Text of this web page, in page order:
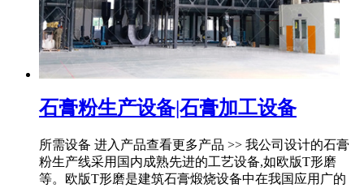
石膏粉生产设备|石膏加工设备
所需设备 进入产品查看更多产品 >> 我公司设计的石膏
粉生产线采用国内成熟先进的工艺设备,如欧版T形磨
等。欧版T形磨是建筑石膏煅烧设备中在我国应用广的